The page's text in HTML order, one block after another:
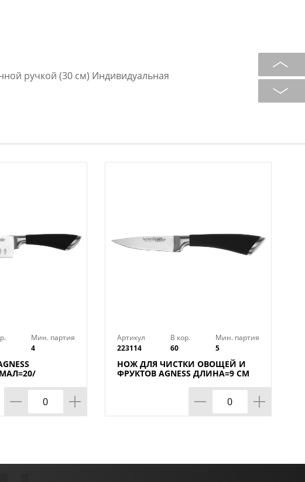
ручкой (30 см) Индивидуальная
Мин. партия
4
Артикул
223114
В кор.
60
Мин. партия
5
НОЖ ДЛЯ ЧИСТКИ ОВОЩЕЙ И
ФРУКТОВ AGNESS ДЛИНА=9 СМ